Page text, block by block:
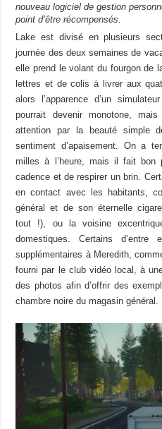
nouveau logiciel de gestion
point d’être récompensés.
Lake est divisé en plusieurs
journée des deux semaines de
elle prend le volant du fourgon de
lettres et de colis à livrer aux
alors l’apparence d’un
pourrait devenir monotone,
attention par la beauté simple
sentiment d’apaisement. On a
milles à l’heure, mais il fait bon
cadence et de respirer un brin.
en contact avec les habitants,
général et de son éternelle
tout !), ou la voisine
domestiques. Certains
supplémentaires à Meredith,
fourni par le club vidéo local, à
des photos afin d’offrir des
chambre noire du magasin général.